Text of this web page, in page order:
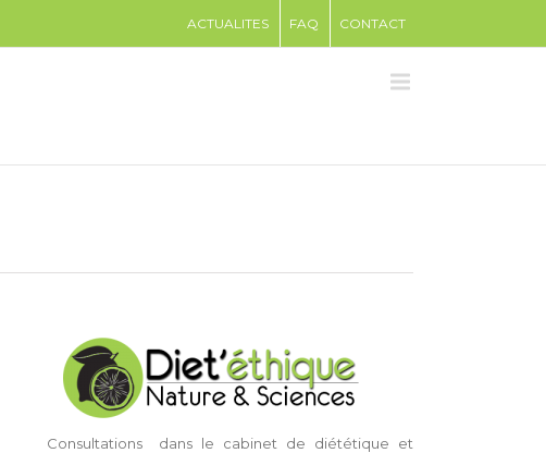
ACTUALITES FAQ CONTACT
Consultations dans le cabinet de diététique et